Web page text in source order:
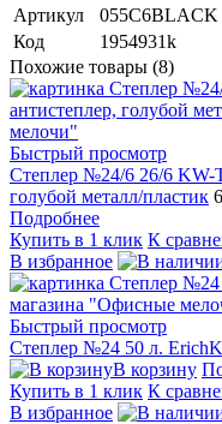
Артикул
055C6BLACK
Код
1954931k
Похожие товары (8)
Быстрый просмотр
Степлер №24/6 26/6 KW-
голубой металл/пластик
Подробнее
Купить в 1 клик К
В избранное
Быстрый просмотр
Степлер №24 50 л.
В корзину
Купить в 1 клик К
В избранное